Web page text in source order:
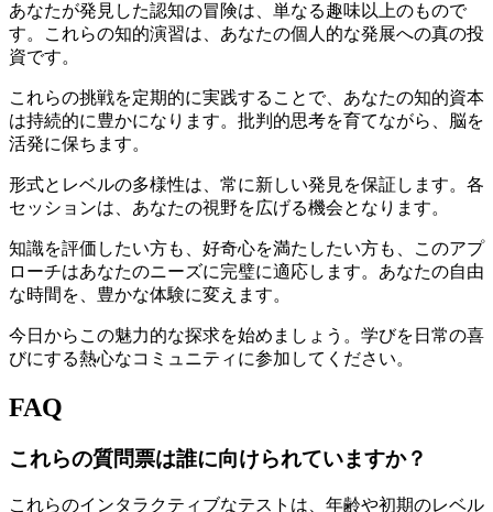
あなたが発見した認知の冒険は、単なる趣味以上のもので
す。これらの知的演習は、あなたの個人的な発展への真の投
資です。
これらの挑戦を定期的に実践することで、あなたの知的資本
は持続的に豊かになります。批判的思考を育てながら、脳を
活発に保ちます。
形式とレベルの多様性は、常に新しい発見を保証します。各
セッションは、あなたの視野を広げる機会となります。
知識を評価したい方も、好奇心を満たしたい方も、このアプ
ローチはあなたのニーズに完璧に適応します。あなたの自由
な時間を、豊かな体験に変えます。
今日からこの魅力的な探求を始めましょう。学びを日常の喜
びにする熱心なコミュニティに参加してください。
FAQ
これらの質問票は誰に向けられていますか？
これらのインタラクティブなテストは、年齢や初期のレベル